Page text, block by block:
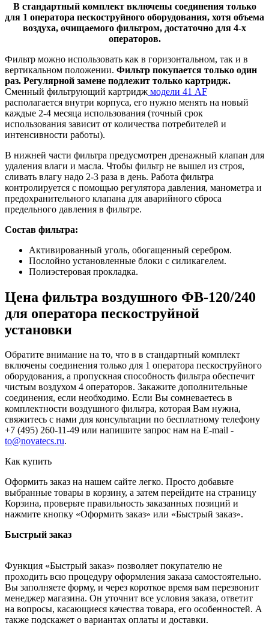
В стандартный комплект включены соединения только
для 1 оператора пескоструйного оборудования, хотя объема
воздуха, очищаемого фильтром, достаточно для 4-х
операторов.
Фильтр можно использовать как в горизонтальном, так и в
вертикальном положении. Фильтр покупается только один
раз. Регулярной замене подлежит только картридж.
Cменный фильтрующий картридж модели 41 AF
располагается внутри корпуса, его нужно менять на новый
каждые 2-4 месяца использования (точный срок
использования зависит от количества потребителей и
интенсивности работы).
В нижней части фильтра предусмотрен дренажный клапан для
удаления влаги и масла. Чтобы фильтр не вышел из строя,
сливать влагу надо 2-3 раза в день. Работа фильтра
контролируется с помощью регулятора давления, манометра и
предохранительного клапана для аварийного сброса
предельного давления в фильтре.
Состав фильтра:
Активированный уголь, обогащенный серебром.
Послойно установленные блоки с силикагелем.
Полиэстеровая прокладка.
Цена фильтра воздушного ФВ-120/240
для оператора пескоструйной
установки
Обратите внимание на то, что в в стандартный комплект
включены соединения только для 1 оператора пескоструйного
оборудования, а пропускная способность фильтра обеспечит
чистым воздухом 4 операторов. Закажите дополнительные
соединения, если необходимо. Если Вы сомневаетесь в
комплектности воздушного фильтра, которая Вам нужна,
свяжитесь с нами для консультации по бесплатному телефону
+7 (495) 260-11-49 или напишите запрос нам на E-mail -
to@novatecs.ru.
Как купить
Оформить заказ на нашем сайте легко. Просто добавьте
выбранные товары в корзину, а затем перейдите на страницу
Корзина, проверьте правильность заказанных позиций и
нажмите кнопку «Оформить заказ» или «Быстрый заказ».
Быстрый заказ
Функция «Быстрый заказ» позволяет покупателю не
проходить всю процедуру оформления заказа самостоятельно.
Вы заполняете форму, и через короткое время вам перезвонит
менеджер магазина. Он уточнит все условия заказа, ответит
на вопросы, касающиеся качества товара, его особенностей. А
также подскажет о вариантах оплаты и доставки.